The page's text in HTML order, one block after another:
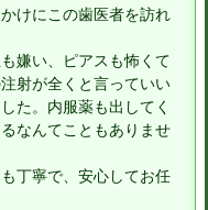
けにこの歯医者を訪れ
嫌い、ピアスも怖くて
射が全くと言っていい
た。内服薬も出してく
なんてこともありませ
丁寧で、安心してお任